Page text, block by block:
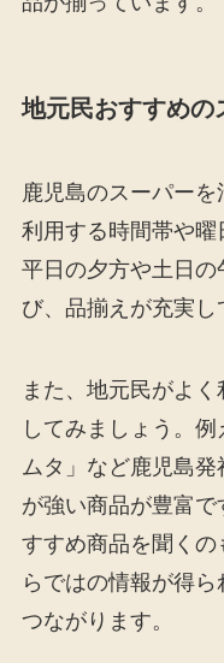
地元民おすすめの
鹿児島のスーパー
利用する時間帯や曜
平日の夕方や土日
び、品揃えが充実し
また、地元民がよ
してみましょう。
ムタ」など鹿児島
が強い商品が豊富
すすめ商品を聞く
らではの情報が得
つながります。